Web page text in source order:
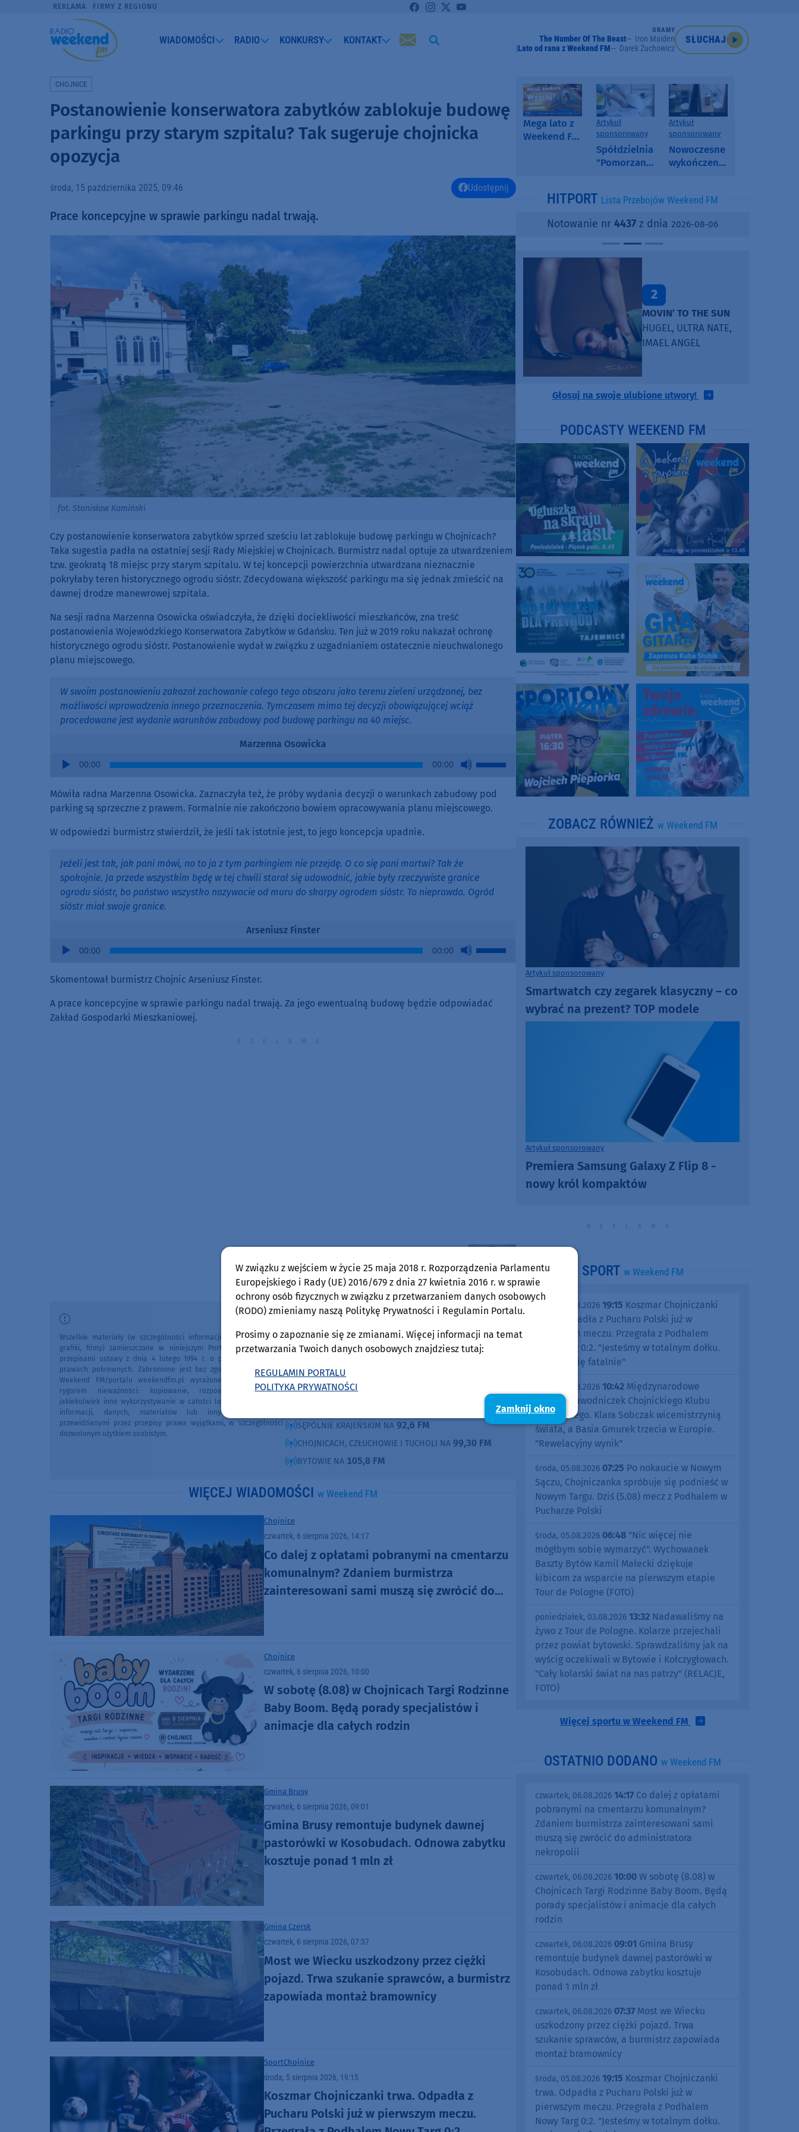
REKLAMA FIRMY Z REGIONU
WIADOMOŚCI RADIO KONKURSY KONTAKT
GRAMY
The Number Of The Beast
Iron Maiden
Lato od rana z Weekend FM
Darek Żuchowicz
SŁUCHAJ
CHOJNICE
Postanowienie konserwatora zabytków zablokuje budowę
parkingu przy starym szpitalu? Tak sugeruje chojnicka
opozycja
środa, 15 października 2025, 09:46 Udostępnij
Prace koncepcyjne w sprawie parkingu nadal trwają.
fot. Stanisław Kamiński
Czy postanowienie konserwatora zabytków sprzed sześciu lat zablokuje budowę parkingu w Chojnicach?
Taka sugestia padła na ostatniej sesji Rady Miejskiej w Chojnicach. Burmistrz nadal optuje za utwardzeniem
tzw. geokratą 18 miejsc przy starym szpitalu. W tej koncepcji powierzchnia utwardzana nieznacznie
pokryłaby teren historycznego ogrodu sióstr. Zdecydowana większość parkingu ma się jednak zmieścić na
dawnej drodze manewrowej szpitala.
Na sesji radna Marzenna Osowicka oświadczyła, że dzięki dociekliwości mieszkańców, zna treść
postanowienia Wojewódzkiego Konserwatora Zabytków w Gdańsku. Ten już w 2019 roku nakazał ochronę
historycznego ogrodu sióstr. Postanowienie wydał w związku z uzgadnianiem ostatecznie nieuchwalonego
planu miejscowego.
W swoim postanowieniu zakazał zachowanie całego tego obszaru jako terenu zieleni urządzonej, bez
możliwości wprowadzenia innego przeznaczenia. Tymczasem mimo tej decyzji obowiązującej wciąż
procedowane jest wydanie warunków zabudowy pod budowę parkingu na 40 miejsc.
Marzenna Osowicka
Audio
00:00 00:00
Use
Arrow
keys
to
volume.
Mówiła radna Marzenna Osowicka. Zaznaczyła też, że próby wydania decyzji o warunkach zabudowy pod
parking są sprzeczne z prawem. Formalnie nie zakończono bowiem opracowywania planu miejscowego.
W odpowiedzi burmistrz stwierdził, że jeśli tak istotnie jest, to jego koncepcja upadnie.
Jeżeli jest tak, jak pani mówi, no to ja z tym parkingiem nie przejdę. O co się pani martwi? Tak że
spokojnie. Ja przede wszystkim będę w tej chwili starał się udowodnić, jakie były rzeczywiste granice
ogrodu sióstr, bo państwo wszystko nazywacie od muru do skarpy ogrodem sióstr. To nieprawda. Ogród
sióstr miał swoje granice.
Arseniusz Finster
Audio
00:00 00:00
Use
to
Skomentował burmistrz Chojnic Arseniusz Finster.
A prace koncepcyjne w sprawie parkingu nadal trwają. Za jego ewentualną budowę będzie odpowiadać
Zakład Gospodarki Mieszkaniowej.
Stanisław Kamiński
Pokaż e-mail
O tej sprawie usłyszysz też w radiu Weekend
FM.
Słuchaj w:
MIASTKU NA
STAROGARDZIE GDAŃSKIM NA
SĘPÓLNIE KRAJEŃSKIM NA 92,6 FM
CHOJNICACH, CZŁUCHOWIE I TUCHOLI NA 99,30 FM
BYTOWIE NA 105,8 FM
Wszelkie materiały (w szczególności informacje lokalne, zdjęcia,
grafiki, filmy) zamieszczone w niniejszym Portalu chronione są
przepisami ustawy z dnia 4 lutego 1994 r. o prawie autorskim i
prawach pokrewnych. Zabronione jest bez zgody Redakcji Radia
Weekend FM/portalu weekendfm.pl wyrażonej na piśmie pod
rygorem nieważności: kopiowanie, rozpowszechnianie lub
jakiekolwiek inne wykorzystywanie w całości lub we fragmentach
informacji, danych, materiałów lub innych treści poza
przewidzianymi przez przepisy prawa wyjątkami, w szczególności
dozwolonym użytkiem osobistym.
WIĘCEJ WIADOMOŚCI w Weekend FM
Chojnice
czwartek, 6 sierpnia 2026, 14:17
Co dalej z opłatami pobranymi na cmentarzu
komunalnym? Zdaniem burmistrza
zainteresowani sami muszą się zwrócić do
Chojnice
czwartek, 6 sierpnia 2026, 10:00
W sobotę (8.08) w Chojnicach Targi Rodzinne
Baby Boom. Będą porady specjalistów i
animacje dla całych rodzin
Gmina Brusy
czwartek, 6 sierpnia 2026, 09:01
Gmina Brusy remontuje budynek dawnej
pastorówki w Kosobudach. Odnowa zabytku
kosztuje ponad 1 mln zł
Gmina Czersk
czwartek, 6 sierpnia 2026, 07:37
Most we Wiecku uszkodzony przez ciężki
pojazd. Trwa szukanie sprawców, a burmistrz
zapowiada montaż bramownicy
SportChojnice
środa, 5 sierpnia 2026, 19:15
Koszmar Chojniczanki trwa. Odpadła z
Pucharu Polski już w pierwszym meczu.
Mega lato z
Weekend FM
Artykuł
sponsorowany
Spółdzielnia
"Pomorzanka"
informuje o
i ofertach
najmu
Artykuł
sponsorowany
Nowoczesne
wykończenia
SPC, WPC i
kamienny
HITPORT Lista Przebojów Weekend FM
Notowanie nr 4437 z dnia 2026-08-06
2
MOVIN’ TO THE SUN
HUGEL, ULTRA NATE,
IMAEL ANGEL
Głosuj na swoje ulubione utwory!
PODCASTY WEEKEND FM
ZOBACZ RÓWNIEŻ w Weekend FM
Artykuł sponsorowany
Smartwatch czy zegarek klasyczny – co
wybrać na prezent? TOP modele
Artykuł sponsorowany
Premiera Samsung Galaxy Z Flip 8 -
nowy król kompaktów
SPORT w Weekend FM
środa, 05.08.2026 19:15 Koszmar Chojniczanki
trwa. Odpadła z Pucharu Polski już w
pierwszym meczu. Przegrała z Podhalem
Nowy Targ 0:2. "Jesteśmy w totalnym dołku.
Czujemy się fatalnie"
środa, 05.08.2026 10:42 Międzynarodowe
sukcesy zawodniczek Chojnickiego Klubu
Żeglarskiego. Klara Sobczak wicemistrzynią
świata, a Basia Gmurek trzecia w Europie.
"Rewelacyjny wynik"
środa, 05.08.2026 07:25 Po nokaucie w Nowym
Sączu, Chojniczanka spróbuje się podnieść w
Nowym Targu. Dziś (5.08) mecz z Podhalem w
Pucharze Polski
środa, 05.08.2026 06:48 "Nic więcej nie
mógłbym sobie wymarzyć". Wychowanek
Baszty Bytów Kamil Małecki dziękuje
kibicom za wsparcie na pierwszym etapie
Tour de Pologne (FOTO)
poniedziałek, 03.08.2026 13:32 Nadawaliśmy na
żywo z Tour de Pologne. Kolarze przejechali
przez powiat bytowski. Sprawdzaliśmy jak na
wyścig oczekiwali w Bytowie i Kołczygłowach.
"Cały kolarski świat na nas patrzy" (RELACJE,
FOTO)
Więcej sportu w Weekend FM
OSTATNIO DODANO w Weekend FM
czwartek, 06.08.2026 14:17 Co dalej z opłatami
pobranymi na cmentarzu komunalnym?
Zdaniem burmistrza zainteresowani sami
muszą się zwrócić do administratora
nekropolii
czwartek, 06.08.2026 10:00 W sobotę (8.08) w
Chojnicach Targi Rodzinne Baby Boom. Będą
porady specjalistów i animacje dla całych
rodzin
czwartek, 06.08.2026 09:01 Gmina Brusy
remontuje budynek dawnej pastorówki w
Kosobudach. Odnowa zabytku kosztuje
ponad 1 mln zł
czwartek, 06.08.2026 07:37 Most we Wiecku
uszkodzony przez ciężki pojazd. Trwa
szukanie sprawców, a burmistrz zapowiada
montaż bramownicy
środa, 05.08.2026 19:15 Koszmar Chojniczanki
trwa. Odpadła z Pucharu Polski już w
pierwszym meczu. Przegrała z Podhalem
Nowy Targ 0:2. "Jesteśmy w totalnym dołku.
W związku z wejściem w życie 25 maja 2018 r. Rozporządzenia Parlamentu
Europejskiego i Rady (UE) 2016/679 z dnia 27 kwietnia 2016 r. w sprawie
ochrony osób fizycznych w związku z przetwarzaniem danych osobowych
(RODO) zmieniamy naszą Politykę Prywatności i Regulamin Portalu.
Prosimy o zapoznanie się ze zmianami. Więcej informacji na temat
przetwarzania Twoich danych osobowych znajdziesz tutaj:
REGULAMIN PORTALU
POLITYKA PRYWATNOŚCI
Zamknij okno